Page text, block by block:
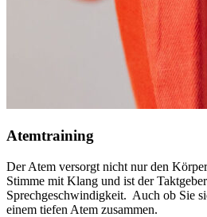
Atemtraining
Der Atem versorgt nicht nur den
Stimme mit Klang und ist der
Sprechgeschwindigkeit. Auch ob Sie
einem tiefen Atem zusammen.